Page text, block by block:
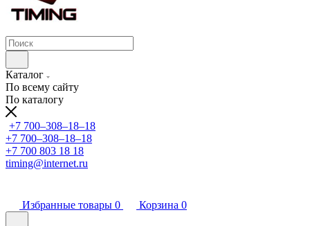
Каталог
По всему сайту
По каталогу
+7 700‒308‒18‒18
+7 700‒308‒18‒18
+7 700 803 18 18
timing@internet.ru
Избранные товары 0 Корзина 0